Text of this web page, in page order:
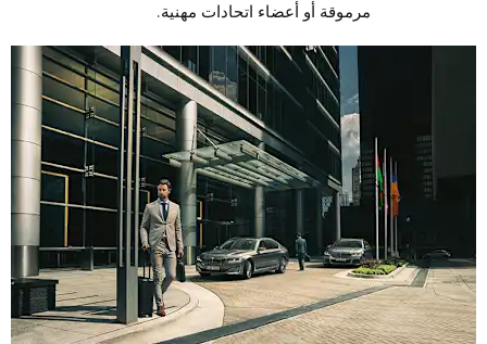
مرموقة أو أعضاء اتحادات مهنية.